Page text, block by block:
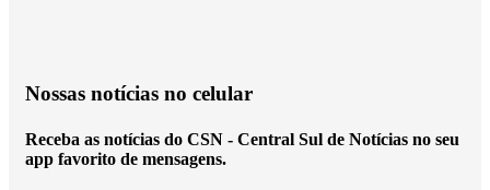
Nossas notícias no celular
Receba as notícias do CSN - Central Sul de Notícias no seu
app favorito de mensagens.